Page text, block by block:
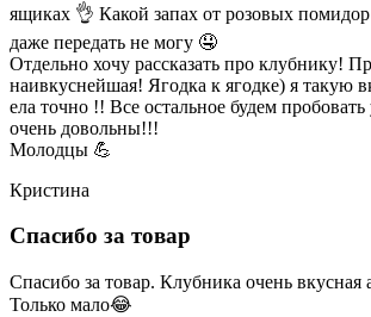
ящиках 👌 Какой запах от розовых
даже передать не могу 🤤
Отдельно хочу рассказать про клубнику!
наивкуснейшая! Ягодка к ягодке) я такую
ела точно !! Все остальное будем
очень довольны!!!
Молодцы 💪
Кристина
Спасибо за товар
Спасибо за товар. Клубника очень
Только мало😂